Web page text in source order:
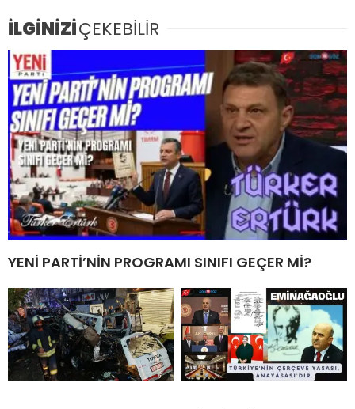
İLGİNİZİÇEKEBİLİR
YENİ PARTİ’NİN PROGRAMI SINIFI GEÇER Mİ?